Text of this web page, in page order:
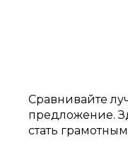
Сравнивайте
предложение.
стать